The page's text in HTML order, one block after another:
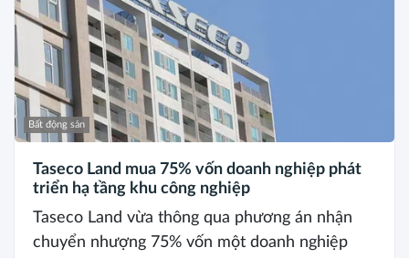
Bất động sản
Taseco Land mua 75% vốn doanh nghiệp phát
triển hạ tầng khu công nghiệp
Taseco Land vừa thông qua phương án nhận
chuyển nhượng 75% vốn một doanh nghiệp